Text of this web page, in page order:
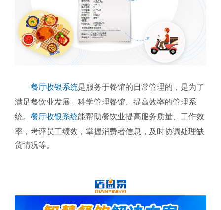
餐厅收银系统是服务于餐馆的日常管理的，是为了
满足餐饮业发展，科学管理餐馆、提高效率的管理系
统。 餐厅收银系统能帮助餐饮业提高服务质量、工作效
率，考评员工绩效，掌握消费者信息，及时协调处理缺
货情况等。